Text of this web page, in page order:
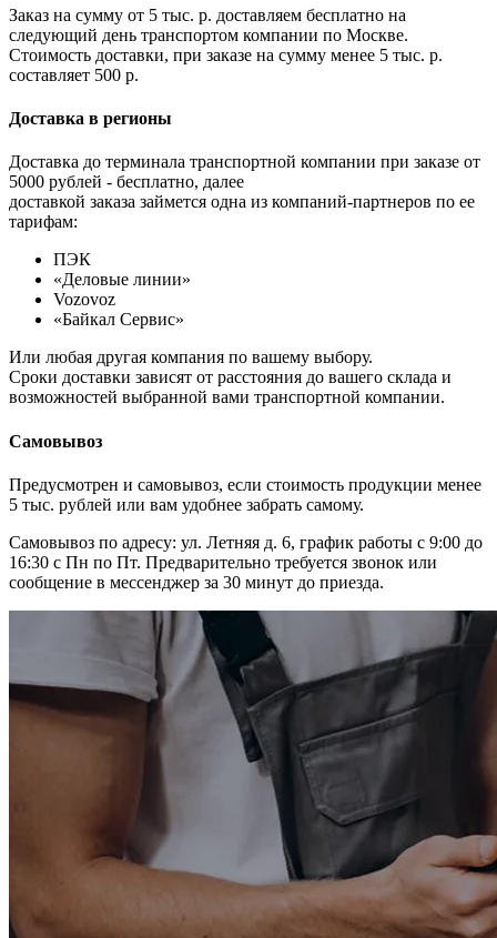
Заказ на сумму от 5 тыс. р. доставляем бесплатно на
следующий день транспортом компании по Москве.
Стоимость доставки, при заказе на сумму менее 5 тыс. р.
составляет 500 р.
Доставка в регионы
Доставка до терминала транспортной компании при заказе от
5000 рублей - бесплатно, далее
доставкой заказа займется одна из компаний-партнеров по ее
тарифам:
ПЭК
«Деловые линии»
Vozovoz
«Байкал Сервис»
Или любая другая компания по вашему выбору.
Сроки доставки зависят от расстояния до вашего склада и
возможностей выбранной вами транспортной компании.
Самовывоз
Предусмотрен и самовывоз, если стоимость продукции менее
5 тыс. рублей или вам удобнее забрать самому.
Самовывоз по адресу: ул. Летняя д. 6, график работы с 9:00 до
16:30 с Пн по Пт. Предварительно требуется звонок или
сообщение в мессенджер за 30 минут до приезда.